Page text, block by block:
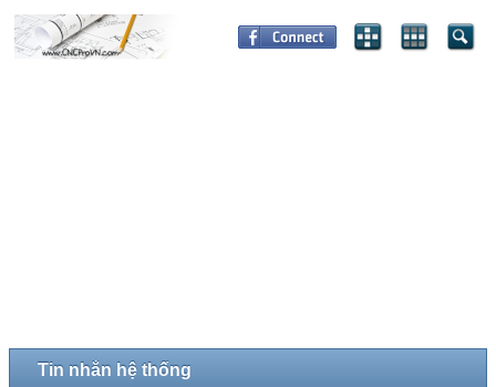
Tin nhắn hệ thống